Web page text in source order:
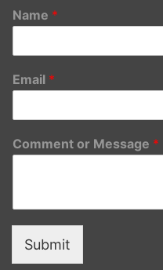
Name *
Email *
Comment or Message *
Submit